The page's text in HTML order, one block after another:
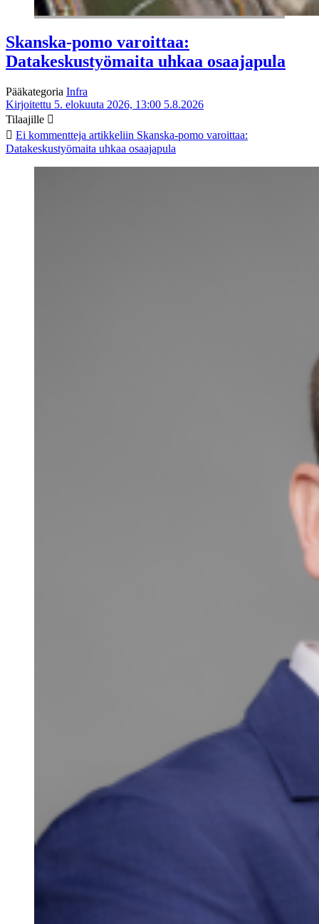
Skanska-pomo varoittaa:
Datakeskustyömaita uhkaa osaajapula
Pääkategoria Infra
Kirjoitettu 5. elokuuta 2026, 13:00 5.8.2026
Tilaajille
Ei kommentteja artikkeliin Skanska-pomo varoittaa:
Datakeskustyömaita uhkaa osaajapula